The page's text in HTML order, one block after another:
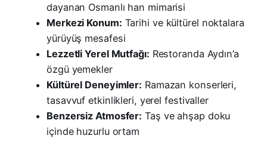
dayanan Osmanlı han mimarisi
Merkezi Konum: Tarihi ve kültürel noktalara
yürüyüş mesafesi
Lezzetli Yerel Mutfağı: Restoranda Aydın’a
özgü yemekler
Kültürel Deneyimler: Ramazan konserleri,
tasavvuf etkinlikleri, yerel festivaller
Benzersiz Atmosfer: Taş ve ahşap doku
içinde huzurlu ortam